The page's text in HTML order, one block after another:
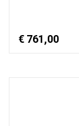
€ 761,00